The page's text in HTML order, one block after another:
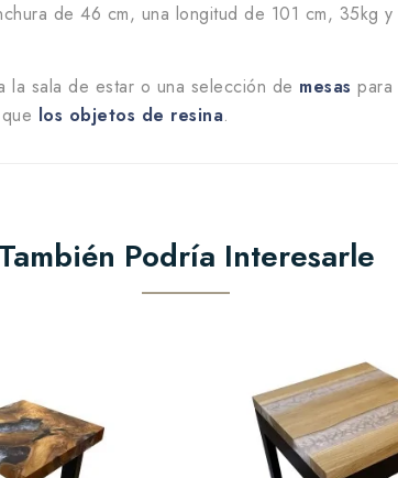
de 46 cm, una longitud de 101 cm, 35kg
la sala de estar o una selección de mesas
los objetos de resina.
También Podría Interesarle